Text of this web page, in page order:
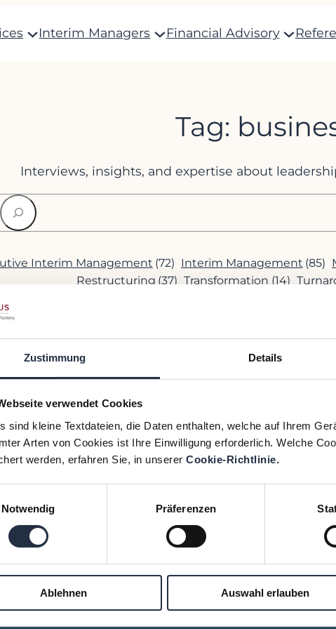
Zustimmung Details
verwendet Cookies
sind kleine Textdateien, die Daten enthalten, welche auf Ihrem
Arten von Cookies ist Ihre Einwilligung erforderlich. Welche
werden, erfahren Sie, in unserer Cookie-Richtlinie.
Notwendig
Präferenzen
Ablehnen Auswahl erlauben
Interim Managers Financial Advisory
Tag:
Interviews, insights, and expertise about
Interim Management (72) Interim Management (85)
Restructuring (37) Transformation (14)
is
Join our Network
Kontakt Team
Anmeldung Newsletter
Read